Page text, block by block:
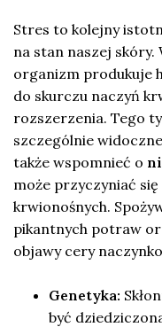
Stres to kolejny
na stan naszej
organizm produkuje
do skurczu naczyń
rozszerzenia. Tego
szczególnie
także wspomnieć o
może przyczyniać się
krwionośnych.
pikantnych potraw
objawy cery
Genetyka:
być